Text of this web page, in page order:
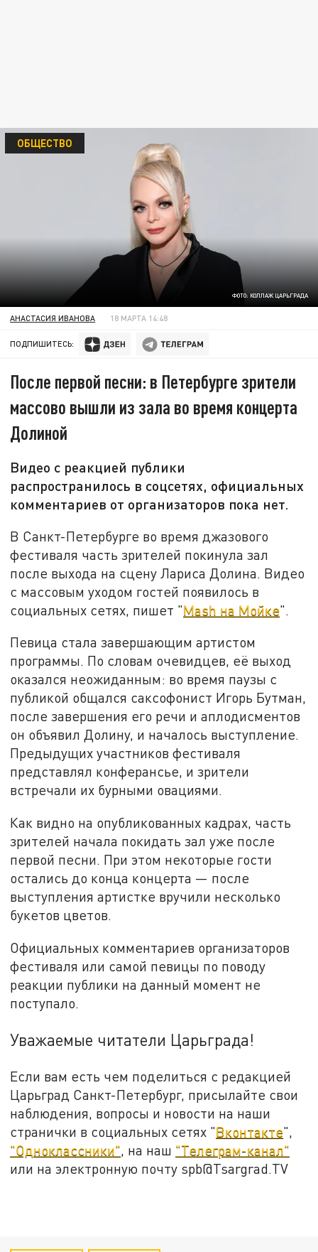
ФОТО: КОЛЛАЖ ЦАРЬГРАДА
ОБЩЕСТВО
АНАСТАСИЯ ИВАНОВА 18 МАРТА 14:48
ПОДПИШИТЕСЬ:
После первой песни: в Петербурге зрители
массово вышли из зала во время концерта
Долиной
Видео с реакцией публики
распространилось в соцсетях, официальных
комментариев от организаторов пока нет.
В Санкт-Петербурге во время джазового
фестиваля часть зрителей покинула зал
после выхода на сцену Лариса Долина. Видео
с массовым уходом гостей появилось в
социальных сетях, пишет "Mash на Мойке".
Певица стала завершающим артистом
программы. По словам очевидцев, её выход
оказался неожиданным: во время паузы с
публикой общался саксофонист Игорь Бутман,
после завершения его речи и аплодисментов
он объявил Долину, и началось выступление.
Предыдущих участников фестиваля
представлял конферансье, и зрители
встречали их бурными овациями.
Как видно на опубликованных кадрах, часть
зрителей начала покидать зал уже после
первой песни. При этом некоторые гости
остались до конца концерта — после
выступления артистке вручили несколько
букетов цветов.
Официальных комментариев организаторов
фестиваля или самой певицы по поводу
реакции публики на данный момент не
поступало.
Уважаемые читатели Царьграда!
Если вам есть чем поделиться с редакцией
Царьград Санкт-Петербург, присылайте свои
наблюдения, вопросы и новости на наши
странички в социальных сетях "Вконтакте",
"Одноклассники", на наш "Телеграм-канал"
или на электронную почту spb@Tsargrad.TV